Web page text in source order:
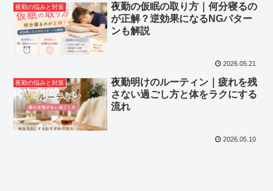
夜勤の悩みと対策
夜勤の仮眠の取り方｜何分寝るの
が正解？逆効果になるNGパター
ンも解説
2026.05.21
夜勤の悩みと対策
夜勤明けのルーティン｜疲れを残
さない過ごし方と体をラクにする
流れ
2026.05.10